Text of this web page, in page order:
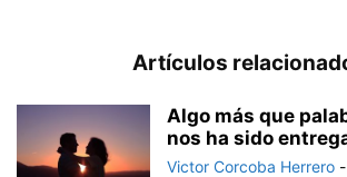
Artículos
Algo más que
nos ha sido
Victor Corcoba Herrero -